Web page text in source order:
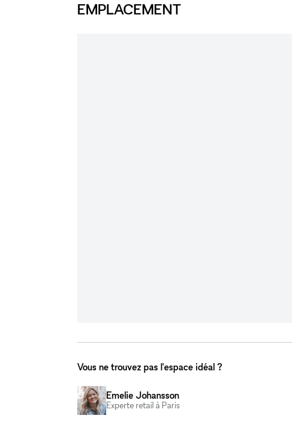
EMPLACEMENT
Vous ne trouvez pas l'espace idéal ?
Emelie Johansson
Experte retail à Paris